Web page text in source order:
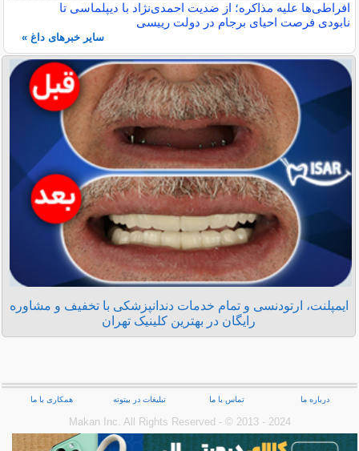
افراطی‌ها علیه مذاکره؛ از ضدیت احمدی‌نژاد با دیپلماسی تا
نابودی فرصت احیای برجام در دولت رییسی
سایر خبرهای داغ »
ایمپلنت، ارتودنسی و تمام خدمات دندانپزشکی با تخفیف و مشاوره
رایگان در بهترین کلینیک تهران
درباره ما تماس با ما تبلیغات در بیتوته همکاری با ما
Makan Inc.‎ All Rights Reserved - © 2013 - 2024